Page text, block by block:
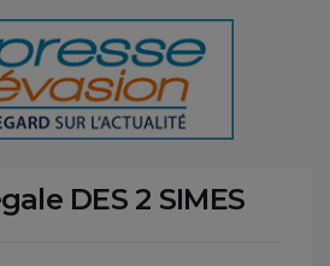
DES 2 SIMES